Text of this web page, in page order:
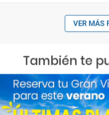
VER MÁS
También te